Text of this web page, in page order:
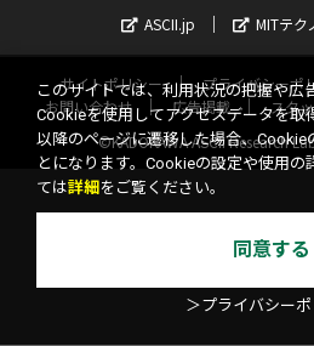
ASCII.jp
MITテク
サイトポリシー プライバシーポ
お問い合わせ
広告掲載 スタ
©KADOKAWA ASCII Research
このサイトでは、利用状況の把握や広
Cookieを使用してアクセスデータを取
以降のページに遷移した場合、Cookie
とになります。Cookieの設定や使用の
ては詳細 をご覧ください。
同意する
＞プライバシー